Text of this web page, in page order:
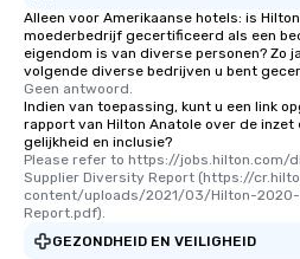
Alleen voor Amerikaanse hotels: is
moederbedrijf gecertificeerd als een
eigendom is van diverse personen? Zo
volgende diverse bedrijven u bent
Geen antwoord.
Indien van toepassing, kunt u een link
rapport van Hilton Anatole over de
gelijkheid en inclusie?
Please refer to https://jobs.hilton.com/
Supplier Diversity Report (https://
content/uploads/2021/03/Hilton-
Report.pdf).
GEZONDHEID EN VEILIGHEID